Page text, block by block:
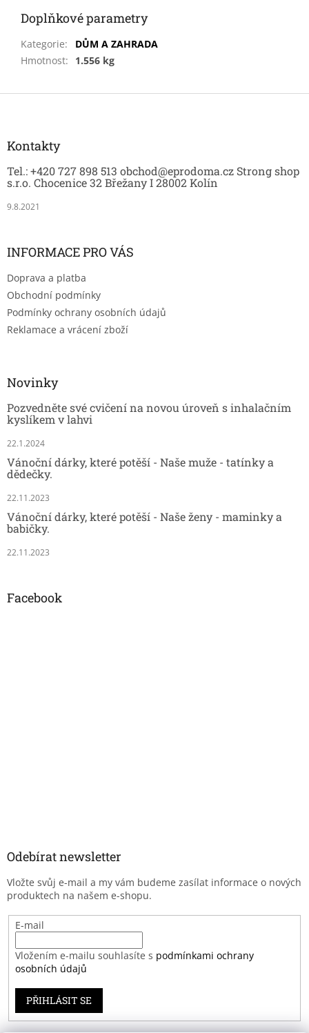
Doplňkové parametry
Kategorie:
DŮM A ZAHRADA
Hmotnost: 1.556 kg
Z
Kontakty
Tel.: +420 727 898 513 obchod@eprodoma.cz Strong shop
s.r.o. Chocenice 32 Břežany I 28002 Kolín
9.8.2021
INFORMACE PRO VÁS
Doprava a platba
Obchodní podmínky
Podmínky ochrany osobních údajů
Reklamace a vrácení zboží
Novinky
Pozvedněte své cvičení na novou úroveň s inhalačním
kyslíkem v lahvi
22.1.2024
Vánoční dárky, které potěší - Naše muže - tatínky a
dědečky.
22.11.2023
Vánoční dárky, které potěší - Naše ženy - maminky a
babičky.
22.11.2023
Facebook
Odebírat newsletter
Vložte svůj e-mail a my vám budeme zasílat informace o nových
produktech na našem e-shopu.
E-mail
Vložením e-mailu souhlasíte s podmínkami ochrany
osobních údajů
PŘIHLÁSIT SE